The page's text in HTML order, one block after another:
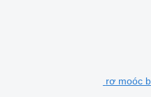
rơ moóc